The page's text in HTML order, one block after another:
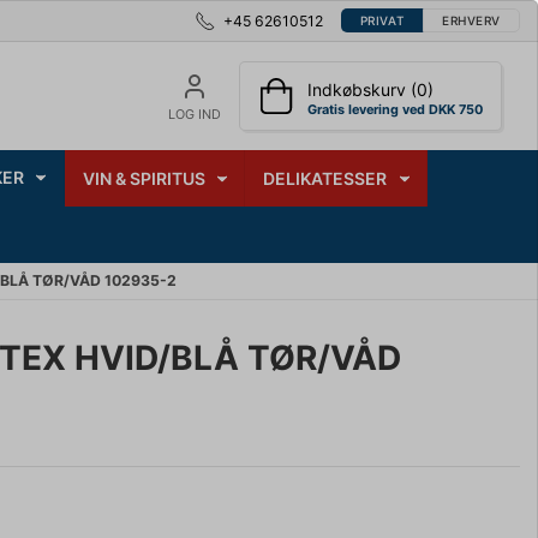
+45 62610512 PRIVAT ERHVERV
LOG IND
Indkøbskurv (0)
Gratis levering ved DKK 750
VIN & SPIRITUS DELIKATESSER
BLÅ TØR/VÅD 102935-2
HVID/BLÅ TØR/VÅD